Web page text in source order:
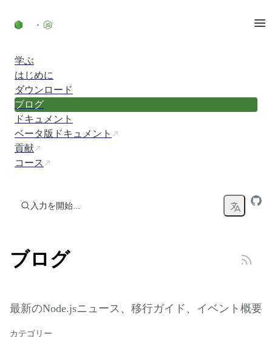
学ぶ
はじめに
ダウンロード
ブログ
ドキュメント
ベータ版ドキュメント
貢献
コース
入力を開始...
ブログ
最新のNode.jsニュース、移行ガイド、イベント概要
カテゴリー